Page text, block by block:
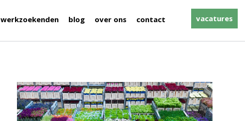
werkzoekenden blog over ons contact vacatures